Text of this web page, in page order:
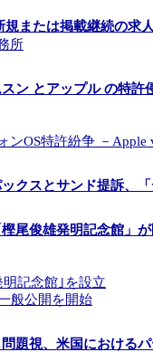
規または掲載継続の求
所
ン とアップル の特許
ンOS特許紛争 －Apple
クスとサンド提訴、
樫尾俊雄発明記念館」
明記念館｣を設立
般公開を開始
題視、米国における